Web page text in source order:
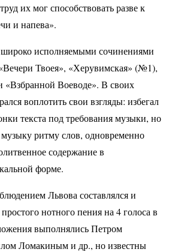
их мог способствовать разве к
и напева».
исполняемыми сочинениями
Твоея», «Херувимская» (№1),
«Взбранной Воеводе». В своих
воплотить свои взгляды: избегал
текста под требования музыки, но
ритму слов, одновременно
содержание в
форме.
Львова составлялся и
нотного пения на 4 голоса в
выполнялись Петром
Ломакиным и др., но известны